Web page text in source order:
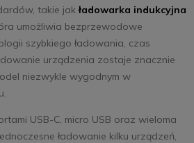
takie jakładowarka indukcyjna
umożliwia bezprzewodowe
szybkiego ładowania, czas
urządzenia zostaje znacznie
niezwykle wygodnym w
USB-C, micro USB oraz wieloma
ładowanie kilku urządzeń,